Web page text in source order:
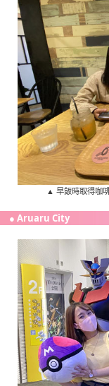
▲ 早飯時取得咖
● Aruaru City